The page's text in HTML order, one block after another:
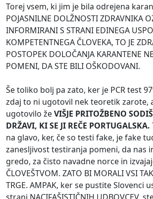
Torej vsem, ki jim je bila odrejena
POJASNILNE DOLŽNOSTI ZDRAVNIKA
INFORMIRANI S STRANI EDINEGA
KOMPETENTNEGA ČLOVEKA, TO JE
POSTOPEK DOLOČANJA KARANTENE
POMENI, DA STE BILI OŠKODOVANI.
Še toliko bolj pa zato, ker je PCR test
zdaj to ni ugotovil nek teoretik zarote,
ugotovilo žeVIŠJE PRITOŽBENO
DRŽAVI, KI SE JI REČE PORTUGALSKA.
na glavo, ker, če so testi fake, je fake
zanesljivost testiranja pomeni, da nas
gredo, za čisto navadne norce in
ČLOVEŠTVOM. ZATO BI MORALI VSI
TRGE. AMPAK, ker se pustite Slovenci
strani NACIFAŠISTIČNIH UDBOVCEV,